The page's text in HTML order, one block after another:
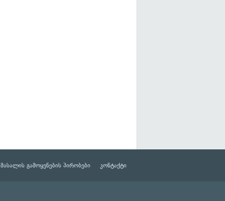
მასალის გამოყენების პირობები კონტაქტი